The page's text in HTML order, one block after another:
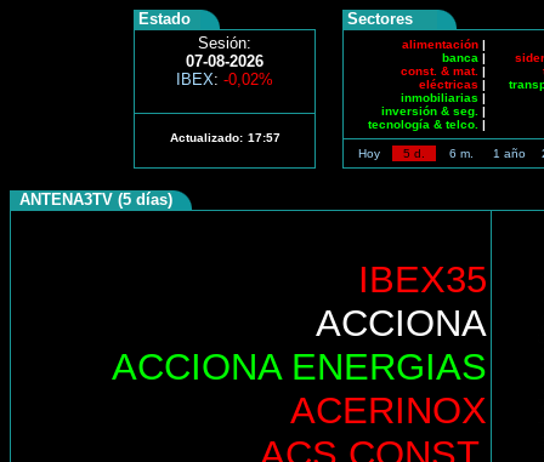
Estado
Sesión:
07-08-2026
IBEX: -0,02%
Actualizado: 17:57
Sectores
alimentación |
banca |
const. & mat. |
eléctricas |
inmobiliarias |
inversión & seg. |
tecnología & telco. |
Hoy 5 d. 6 m. 1 año
ANTENA3TV (5 días)
IBEX35
ACCIONA
ACCIONA ENERGIAS
ACERINOX